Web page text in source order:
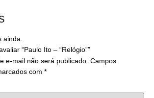
ainda.
“Paulo Ito – “Relógio””
e-mail não será publicado. Campos
com *